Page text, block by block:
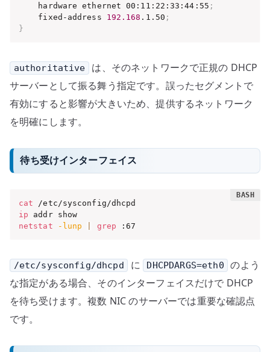
    hardware ethernet 00:11:22:33:44:55
;
    fixed-address
192.168 .1.50 ;
}
authoritative
は、そのネットワークで正規の DHCP
サーバーとして振る舞う指定です。誤ったセグメントで
有効にすると影響が大きいため、提供するネットワーク
を明確にします。
待ち受けインターフェイス
cat
ip
netstat
-lunp grep :67
/etc/sysconfig/dhcpd に DHCPDARGS=eth0
のよう
な指定がある場合、そのインターフェイスだけで DHCP
を待ち受けます。複数 NIC のサーバーでは重要な確認点
です。